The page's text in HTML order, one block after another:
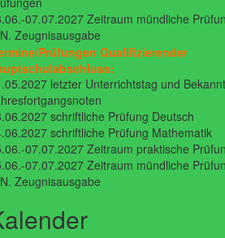
07.07.2027 Zeitraum mündliche
Zeugnisausgabe
Prüfungen Qualifizierender
letzter Unterrichtstag und
schriftliche Prüfung Deutsch
schriftliche Prüfung Mathematik
07.07.2027 Zeitraum praktische
07.07.2027 Zeitraum mündliche
Zeugnisausgabe